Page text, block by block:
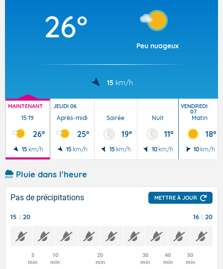
26°
Peu nuageux
15 km/h
MAINTENANT
15:19
26°
15 km/h
JEUDI 06
Après-midi
25°
15 km/h
Soirée
19°
15 km/h
Nuit
11°
10 km/h
VENDREDI
07
Matin
18°
10 km/h
Pluie dans l'heure
Pas de précipitations METTRE À JOUR
15 : 20 16 : 20
5
min
10
min
20
min
30
min
40
min
50
min